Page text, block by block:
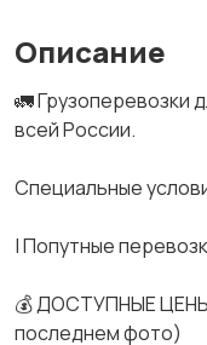
Описание
🚛 Грузоперевозки
всей России.
Спeциальные
| Попутные
💰 ДОСТУПНЫЕ
последнем фото)